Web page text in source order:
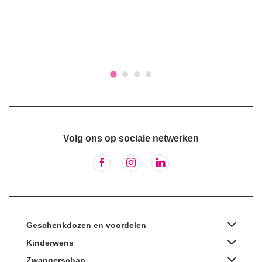
Volg ons op sociale netwerken
Geschenkdozen en voordelen
Kinderwens
Zwangerschap